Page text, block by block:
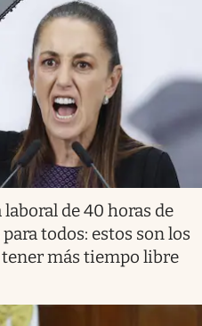
laboral de 40 horas de
todos: estos son los
más tiempo libre